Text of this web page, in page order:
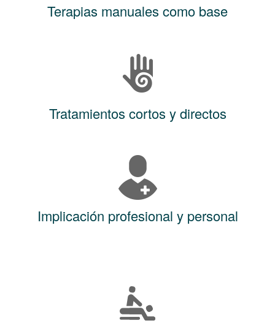
Terapias manuales como base
Tratamientos cortos y directos
Implicación profesional y personal